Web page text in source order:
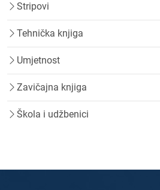
Stripovi
Tehnička knjiga
Umjetnost
Zavičajna knjiga
Škola i udžbenici